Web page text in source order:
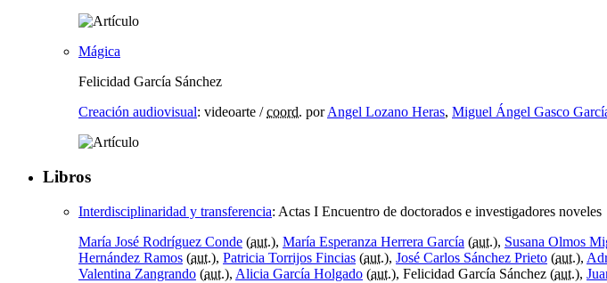
Mágica
Felicidad García Sánchez
Creación audiovisual: videoarte /coord. porAngel Lozano Heras, Miguel Ángel Gasco
Libros
Interdisciplinaridad y transferencia: Actas I Encuentro de doctorados e investigadores noveles
María José Rodríguez Conde (aut.), María Esperanza Herrera García (aut.), Susana Olmos
Hernández Ramos (aut.), Patricia Torrijos Fincias (aut.), José Carlos Sánchez Prieto (aut.),
Valentina Zangrando (aut.), Alicia García Holgado (aut.), Felicidad García Sánchez (aut.),